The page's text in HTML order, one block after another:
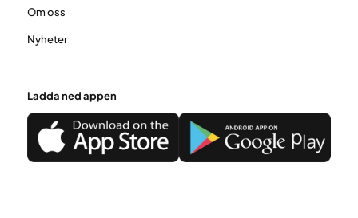
Om oss
Nyheter
Ladda ned appen